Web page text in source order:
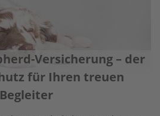
Versicherung – der
für Ihren treuen
Begleiter